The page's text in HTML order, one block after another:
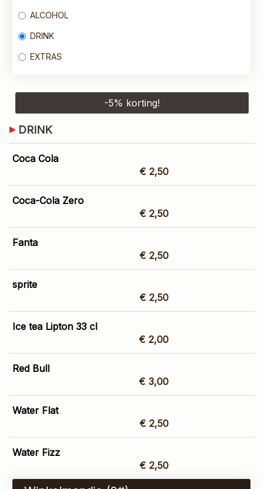
ALCOHOL
DRINK
EXTRAS
-5% korting!
DRINK
Coca Cola
€ 2,50
Coca-Cola Zero
€ 2,50
Fanta
€ 2,50
sprite
€ 2,50
Ice tea Lipton 33 cl
€ 2,00
Red Bull
€ 3,00
Water Flat
€ 2,50
Water Fizz
€ 2,50